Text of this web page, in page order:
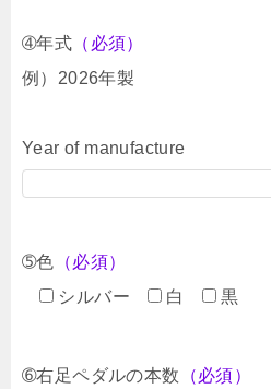
➃年式 （必須）
例）2026年製
Year of manufacture
➄色 （必須）
シルバー
白 黒
➅右足ペダルの本数 （必須）